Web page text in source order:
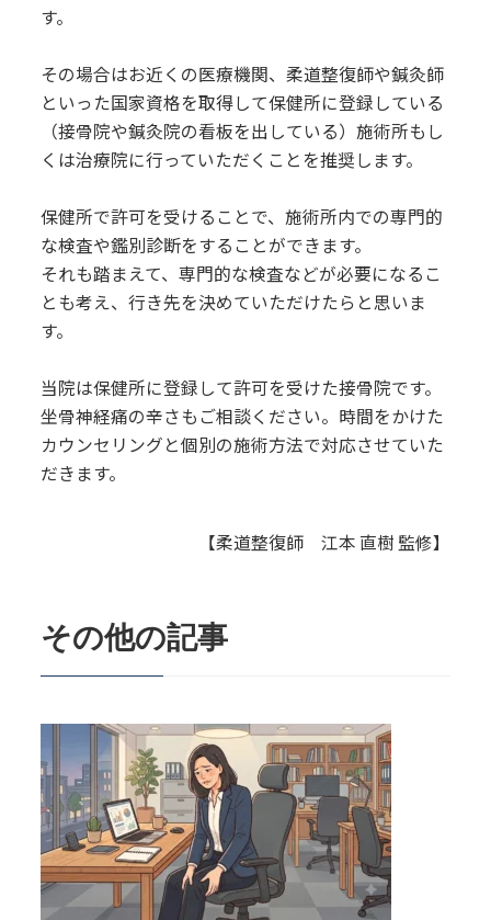
す。
その場合はお近くの医療機関、柔道整復師や鍼灸師
といった国家資格を取得して保健所に登録している
（接骨院や鍼灸院の看板を出している）施術所もし
くは治療院に行っていただくことを推奨します。
保健所で許可を受けることで、施術所内での専門的
な検査や鑑別診断をすることができます。
それも踏まえて、専門的な検査などが必要になるこ
とも考え、行き先を決めていただけたらと思いま
す。
当院は保健所に登録して許可を受けた接骨院です。
坐骨神経痛の辛さもご相談ください。時間をかけた
カウンセリングと個別の施術方法で対応させていた
だきます。
【柔道整復師 江本 直樹 監修】
その他の記事